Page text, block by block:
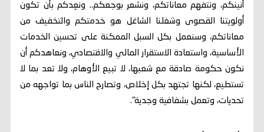
أنينكم، ونتفهم معاناتكم، ونشعر بوجعكم.. ونعِدكم بأن تكون
أولويتنا القصوى وشغلنا الشاغل هو خدمتكم والتخفيف من
معاناتكم، وسنعمل بكل السبل الممكنة على تحسين الخدمات
الأساسية، واستعادة الاستقرار المالي والاقتصادي، ونعاهدكم أن
نكون حكومة صادقة مع شعبها، لا تبيع الأوهام، ولا تعد بما لا
تستطيع، لكنها تجتهد بكل إخلاص، وتصارح الناس بما تواجهه من
تحديات، وتعمل بشفافية وجدية".